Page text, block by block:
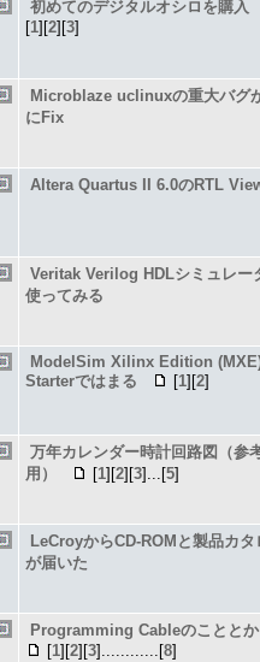
初めてのデジタルオシロを購入
[1][2][3]
Microblaze uclinuxの重大バグ
にFix
Altera Quartus II 6.0のRTL
Veritak Verilog HDLシミュレー
使ってみる
ModelSim Xilinx Edition
Starterではまる
[1][2]
万年カレンダー時計回路図（参
用）
[1][2][3]...[5]
LeCroyからCD-ROMと製品カタ
が届いた
Programming Cableのこととか
[1][2][3]............[8]